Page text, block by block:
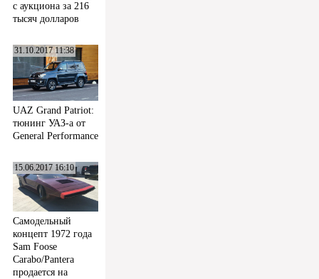
с аукциона за 216
тысяч долларов
31.10.2017 11:38
UAZ Grand Patriot:
тюнинг УАЗ-а от
General Performance
15.06.2017 16:10
Самодельный
концепт 1972 года
Sam Foose
Carabo/Pantera
продается на